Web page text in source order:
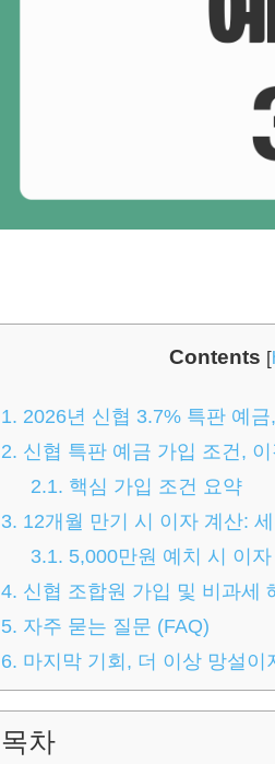
Contents [
1. 2026년 신협 3.7% 특판 예
2. 신협 특판 예금 가입 조건,
2.1. 핵심 가입 조건 요약
3. 12개월 만기 시 이자 계산:
3.1. 5,000만원 예치 시 이자
4. 신협 조합원 가입 및 비과세
5. 자주 묻는 질문 (FAQ)
6. 마지막 기회, 더 이상 망설이
목차